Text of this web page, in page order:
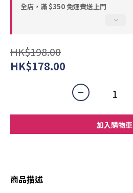
全店，滿 $350 免運費送上門
HK$198.00
HK$178.00
加入購物車
商品描述